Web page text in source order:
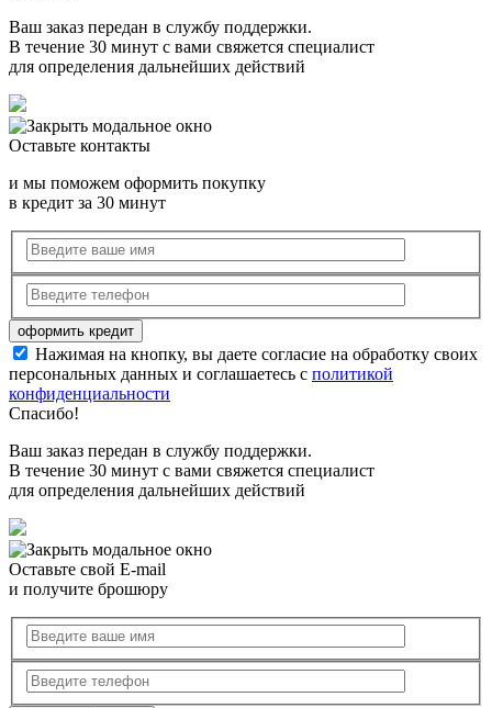
Ваш заказ передан в службу поддержки.
В течение 30 минут с вами свяжется специалист
для определения дальнейших действий
Оставьте контакты
и мы поможем оформить покупку
в кредит за 30 минут
Нажимая на кнопку, вы даете согласие на обработку своих
персональных данных и соглашаетесь с политикой
конфиденциальности
Спасибо!
Ваш заказ передан в службу поддержки.
В течение 30 минут с вами свяжется специалист
для определения дальнейших действий
Оставьте свой E-mail
и получите брошюру